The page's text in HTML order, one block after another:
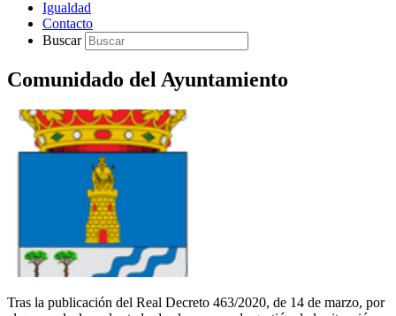
Igualdad
Contacto
Buscar
Comunidado del Ayuntamiento
Tras la publicación del Real Decreto 463/2020, de 14 de marzo, por